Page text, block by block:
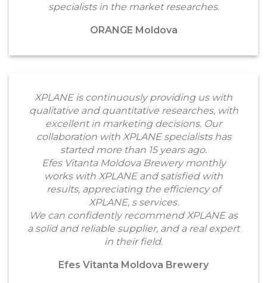
specialists in the market researches.
ORANGE Moldova
XPLANE is continuously providing us with
qualitative and quantitative researches, with
excellent in marketing decisions. Our
collaboration with XPLANE specialists has
started more than 15 years ago.
Efes Vitanta Moldova Brewery monthly
works with XPLANE and satisfied with
results, appreciating the efficiency of
XPLANE, s services.
We can confidently recommend XPLANE as
a solid and reliable supplier, and a real expert
in their field.
Efes Vitanta Moldova Brewery